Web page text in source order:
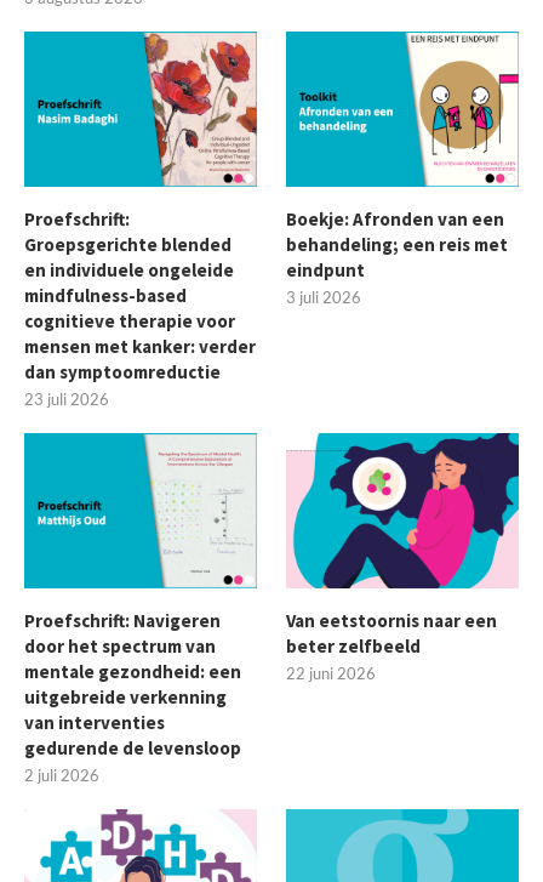
Proefschrift:
Groepsgerichte blended
en individuele ongeleide
mindfulness-based
cognitieve therapie voor
mensen met kanker: verder
dan symptoomreductie
23 juli 2026
Boekje: Afronden van een
behandeling; een reis met
eindpunt
3 juli 2026
Proefschrift: Navigeren
door het spectrum van
mentale gezondheid: een
uitgebreide verkenning
van interventies
gedurende de levensloop
2 juli 2026
Van eetstoornis naar een
beter zelfbeeld
22 juni 2026